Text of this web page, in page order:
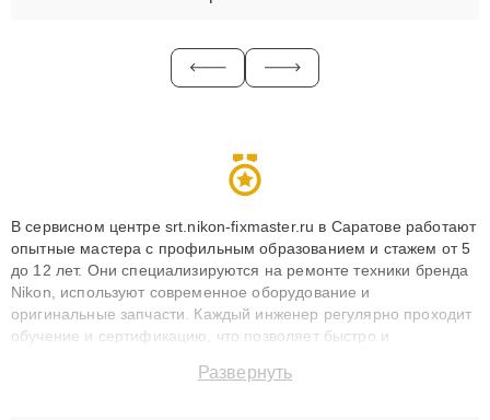
В сервисном центре srt.nikon-fixmaster.ru в Саратове работают
опытные мастера с профильным образованием и стажем от 5
до 12 лет. Они специализируются на ремонте техники бренда
Nikon, используют современное оборудование и
оригинальные запчасти. Каждый инженер регулярно проходит
обучение и сертификацию, что позволяет быстро и
сохранением гарантии до 3 лет. Наши мастера решают
Развернуть